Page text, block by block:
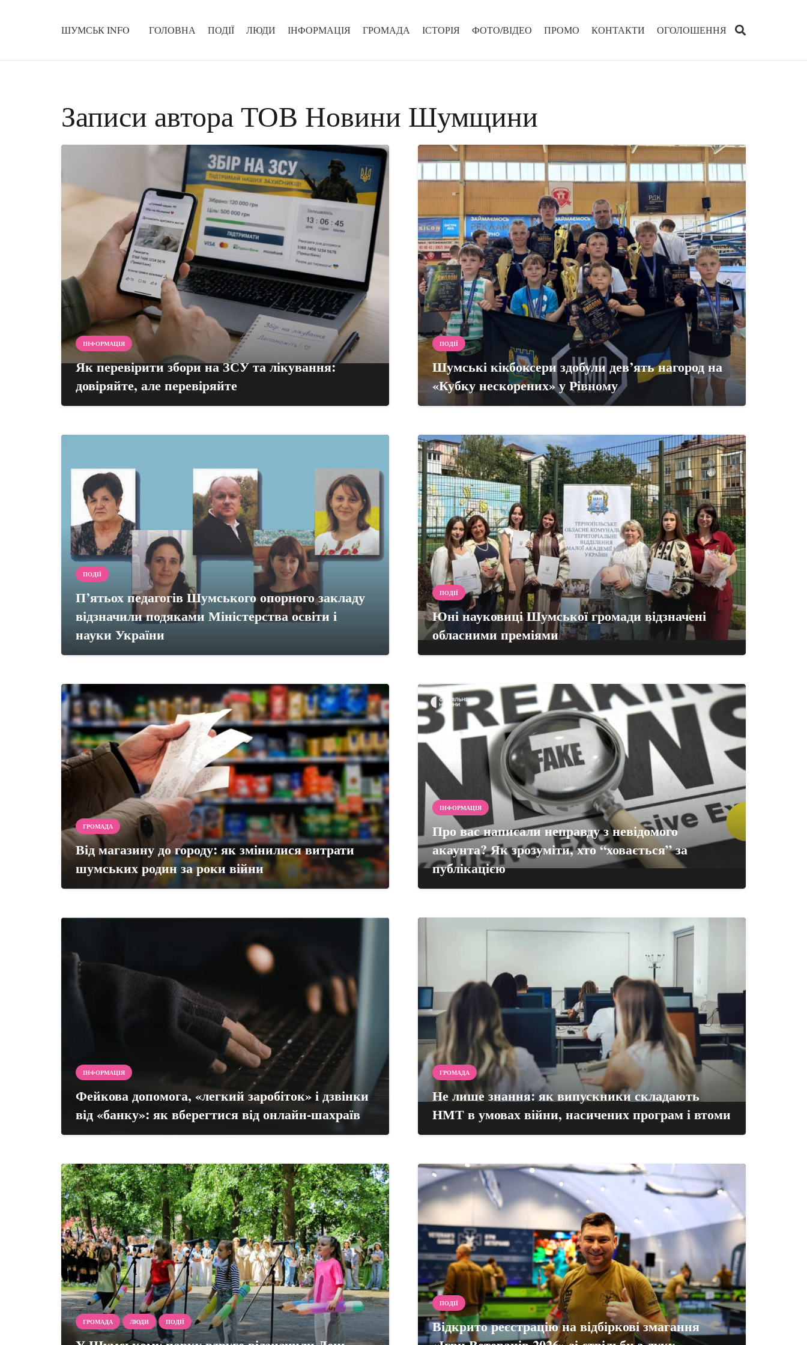
ШУМСЬК INFO ГОЛОВНА ПОДІЇ ЛЮДИ ІНФОРМАЦІЯ ГРОМАДА ІСТОРІЯ ФОТО/ВІДЕО ПРОМО КОНТАКТИ ОГОЛОШЕННЯ
Записи автора ТОВ Новини Шумщини
ІНФОРМАЦІЯ
Як перевірити збори на ЗСУ та лікування:
довіряйте, але перевіряйте
ПОДІЇ
Шумські кікбоксери здобули дев’ять нагород на
«Кубку нескорених» у Рівному
ПОДІЇ
П’ятьох педагогів Шумського опорного закладу
відзначили подяками Міністерства освіти і
науки України
ПОДІЇ
Юні науковиці Шумської громади відзначені
обласними преміями
ГРОМАДА
Від магазину до городу: як змінилися витрати
шумських родин за роки війни
ІНФОРМАЦІЯ
Про вас написали неправду з невідомого
акаунта? Як зрозуміти, хто “ховається” за
публікацією
ІНФОРМАЦІЯ
Фейкова допомога, «легкий заробіток» і дзвінки
від «банку»: як вберегтися від онлайн-шахраїв
ГРОМАДА
Не лише знання: як випускники складають
НМТ в умовах війни, насичених програм і втоми
ГРОМАДА ЛЮДИ ПОДІЇ
ПОДІЇ
Відкрито реєстрацію на відбіркові змагання